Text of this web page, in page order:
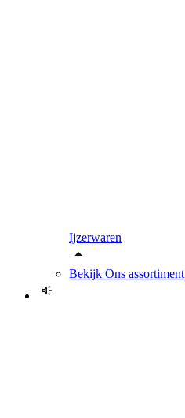
Ijzerwaren
Bekijk Ons assortiment